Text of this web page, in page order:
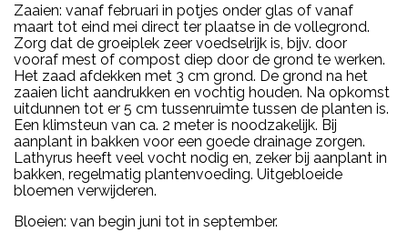
Zaaien: vanaf februari in potjes onder glas of vanaf
maart tot eind mei direct ter plaatse in de vollegrond.
Zorg dat de groeiplek zeer voedselrijk is, bijv. door
vooraf mest of compost diep door de grond te werken.
Het zaad afdekken met 3 cm grond. De grond na het
zaaien licht aandrukken en vochtig houden. Na opkomst
uitdunnen tot er 5 cm tussenruimte tussen de planten is.
Een klimsteun van ca. 2 meter is noodzakelijk. Bij
aanplant in bakken voor een goede drainage zorgen.
Lathyrus heeft veel vocht nodig en, zeker bij aanplant in
bakken, regelmatig plantenvoeding. Uitgebloeide
bloemen verwijderen.
Bloeien: van begin juni tot in september.